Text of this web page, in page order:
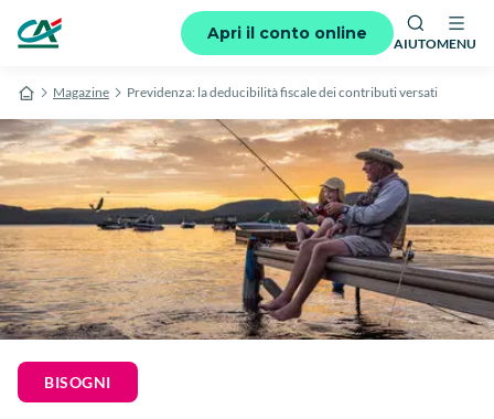
Apri il conto online
AIUTOMENU
Magazine Previdenza: la deducibilità fiscale dei contributi versati
BISOGNI